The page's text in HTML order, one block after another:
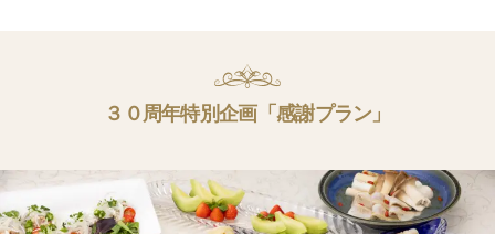
３０周年特別企画「感謝プラン」